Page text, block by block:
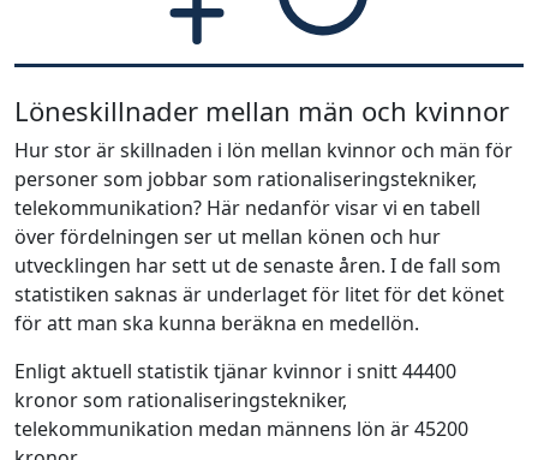
Löneskillnader mellan män och kvinnor
Hur stor är skillnaden i lön mellan kvinnor och män för
personer som jobbar som rationaliseringstekniker,
telekommunikation? Här nedanför visar vi en tabell
över fördelningen ser ut mellan könen och hur
utvecklingen har sett ut de senaste åren. I de fall som
statistiken saknas är underlaget för litet för det könet
för att man ska kunna beräkna en medellön.
Enligt aktuell statistik tjänar kvinnor i snitt 44400
kronor som rationaliseringstekniker,
telekommunikation medan männens lön är 45200